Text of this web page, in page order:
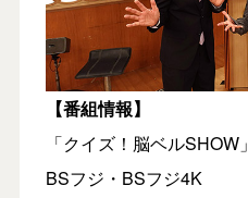
【番組情報】
「クイズ！脳ベルSHOW」
BSフジ・BSフジ4K